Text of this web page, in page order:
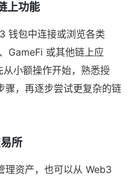
上功能
钱包中连接或浏览各类
GameFi 或其他链上应
小额操作开始，熟悉授
骤，再逐步尝试更复杂的链
所
理资产，也可以从 Web3